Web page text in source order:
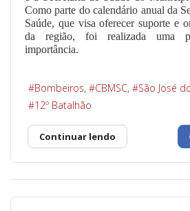
Como parte do calendário anual da
Saúde, que visa oferecer suporte e
da região, foi realizada uma
importância.
Bombeiros CBMSC
São José
12º Batalhão
Continuar lendo